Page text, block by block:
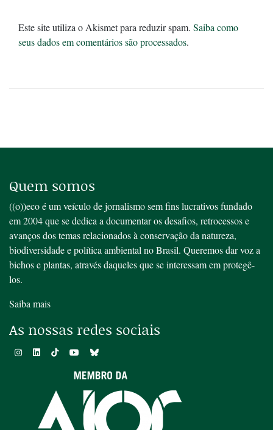
Este site utiliza o Akismet para reduzir spam. Saiba como
seus dados em comentários são processados.
Quem somos
((o))eco é um veículo de jornalismo sem fins lucrativos fundado
em 2004 que se dedica a documentar os desafios, retrocessos e
avanços dos temas relacionados à conservação da natureza,
biodiversidade e política ambiental no Brasil. Queremos dar voz a
bichos e plantas, através daqueles que se interessam em protegê-
los.
Saiba mais
As nossas redes sociais